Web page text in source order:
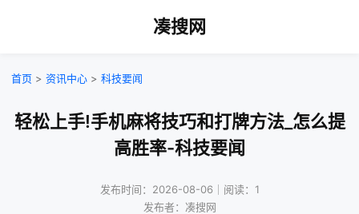
凑搜网
首页 > 资讯中心 > 科技要闻
轻松上手!手机麻将技巧和打牌方法_怎么提
高胜率-科技要闻
发布时间：2026-08-06｜阅读：1
发布者：凑搜网